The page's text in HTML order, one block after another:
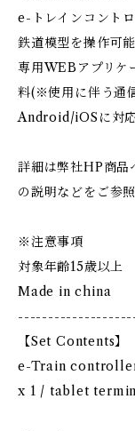
e-トレインコント
鉄道模型を操作可
専用WEBアプリケ
料(※使用に伴う通
Android/iOSに対応
詳細は弊社HP商品
の説明などをご参
※注意事項
対象年齢15歳以上
Made in china
【Set Contents】
e-Train
x 1 / tablet